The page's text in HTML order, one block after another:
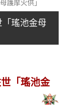
護摩火供」
瑤池金母
「瑤池金